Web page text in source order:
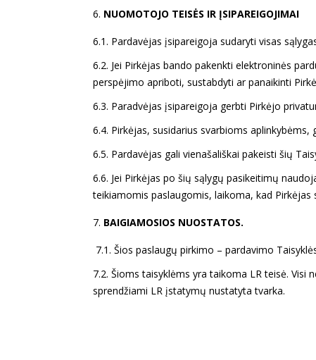
NUOMOTOJO TEISĖS IR ĮSIPAREIGOJIMAI
6.1. Pardavėjas įsipareigoja sudaryti visas
6.2. Jei Pirkėjas bando pakenkti elektroninės
perspėjimo apriboti, sustabdyti ar panaikinti
6.3. Paradvėjas įsipareigoja gerbti Pirkėjo
6.4. Pirkėjas, susidarius svarbioms
6.5. Pardavėjas gali vienašališkai pakeisti šių
6.6. Jei Pirkėjas po šių sąlygų pasikeitimų
teikiamomis paslaugomis, laikoma, kad Pirkėjas
BAIGIAMOSIOS NUOSTATOS.
7.1. Šios paslaugų pirkimo – pardavimo
7.2. Šioms taisyklėms yra taikoma LR teisė.
sprendžiami LR įstatymų nustatyta tvarka.